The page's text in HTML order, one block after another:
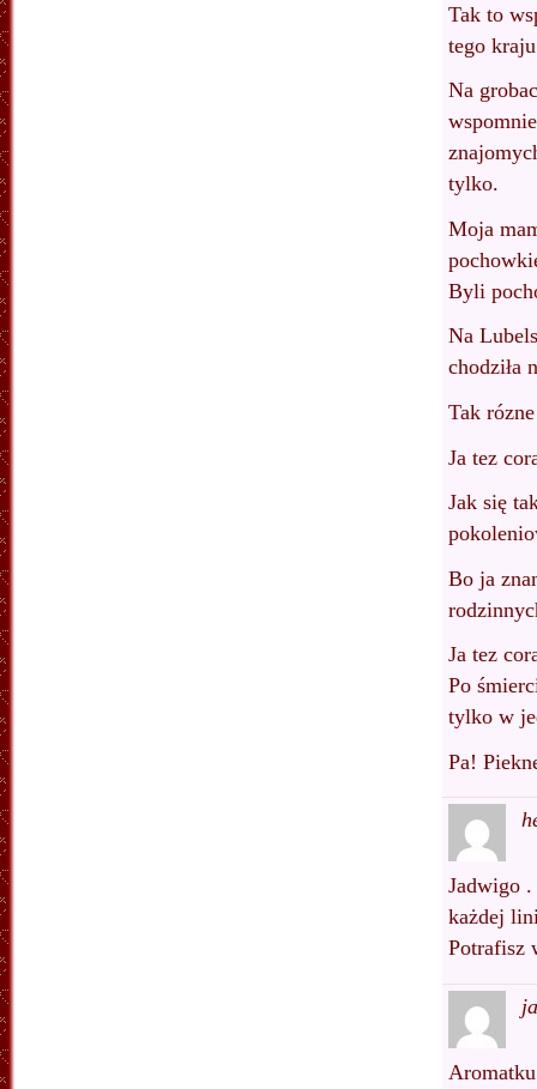
Tak to
tego
Na
tylko.
Moja
Byli
Na
chodziła
Tak
Ja tez
Jak się
Bo ja
Ja tez
Po
tylko w
Pa!
Jadwigo
każdej
Potrafisz
Aromatku